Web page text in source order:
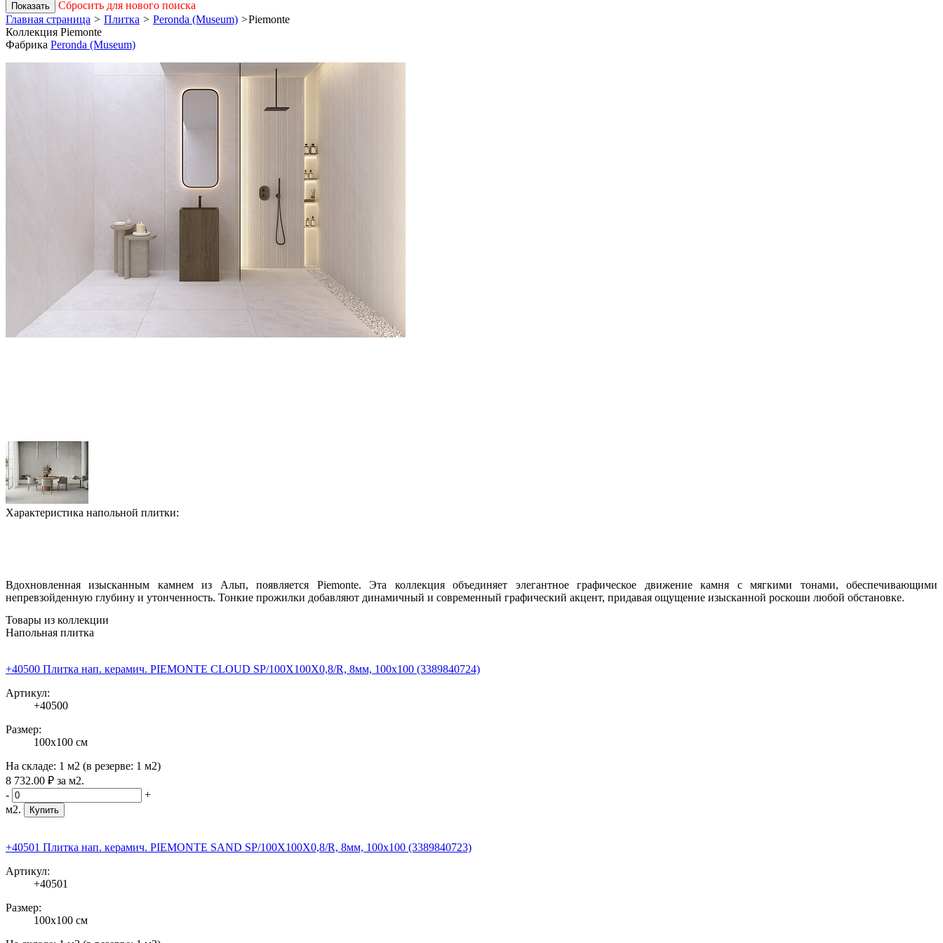
Показать
Сбросить для нового поиска
Главная страница > Плитка > Peronda (Museum) >Piemonte
Коллекция Piemonte
Фабрика Peronda (Museum)
Характеристика напольной плитки:
Вдохновленная изысканным камнем из Альп, появляется Piemonte. Эта коллекция объединяет элегантное графическое движение камня с мягкими тонами, обеспечивающими
непревзойденную глубину и утонченность. Тонкие прожилки добавляют динамичный и современный графический акцент, придавая ощущение изысканной роскоши любой обстановке.
Товары из коллекции
Напольная плитка
+40500 Плитка нап. керамич. PIEMONTE CLOUD SP/100X100X0,8/R, 8мм, 100x100 (3389840724)
Артикул:
+40500
Размер:
100x100 см
На складе: 1 м2 (в резерве: 1 м2)
8 732.00 ₽ за м2.
-
+
м2.
Купить
+40501 Плитка нап. керамич. PIEMONTE SAND SP/100X100X0,8/R, 8мм, 100x100 (3389840723)
Артикул:
+40501
Размер:
100x100 см